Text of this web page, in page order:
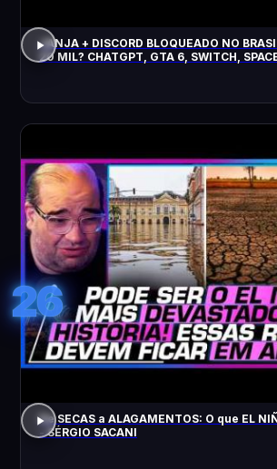
JANJA + DISCORD BLOQUEADO NO
26
De SECAS a ALAGAMENTOS: O que EL
- SÉRGIO SACANI